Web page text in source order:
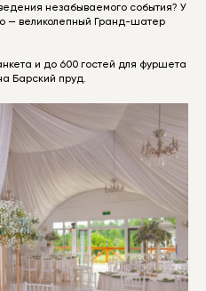
незабываемого события? У
— великолепный Гранд-шатер
и до 600 гостей для фуршета
Барский пруд.